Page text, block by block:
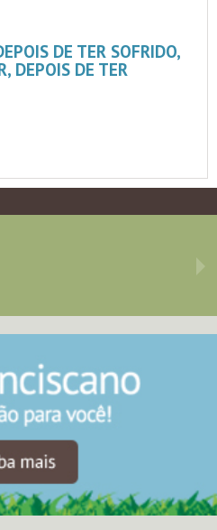
DE TER SOFRIDO,
DEPOIS DE TER